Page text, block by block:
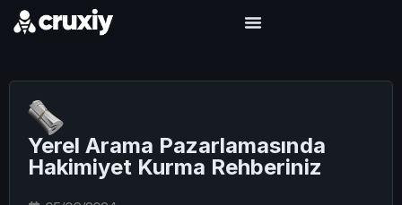
Yerel Arama Pazarlamasında
Hakimiyet Kurma Rehberiniz